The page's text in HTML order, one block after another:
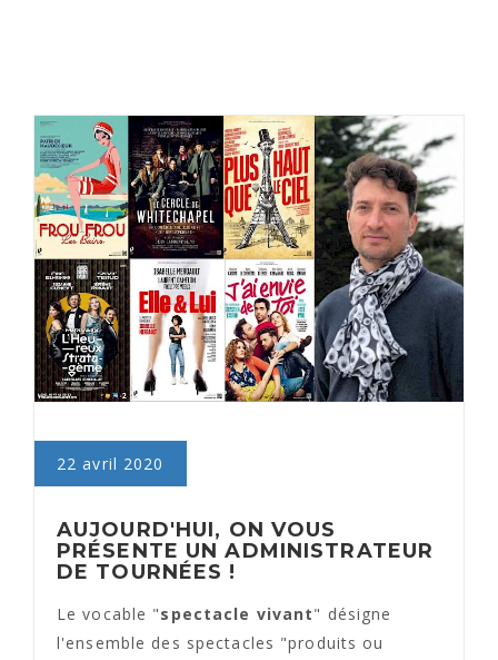
22 avril 2020
AUJOURD'HUI, ON VOUS
PRÉSENTE UN ADMINISTRATEUR
DE TOURNÉES !
Le vocable "spectacle vivant" désigne
l'ensemble des spectacles "produits ou